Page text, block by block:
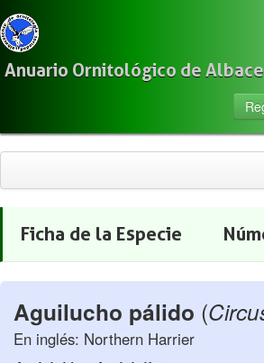
Anuario Ornitológico de
Citas
Localización
Observadores
Ficha de la Especie
Aguilucho pálido (
En inglés: Northern Harrier